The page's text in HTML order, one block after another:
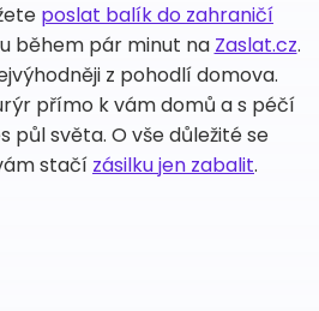
poslat balík do zahraničí
během pár minut na Zaslat.cz.
z pohodlí domova.
přímo k vám domů a s péčí
půl světa. O vše důležité se
stačí zásilku jen zabalit.